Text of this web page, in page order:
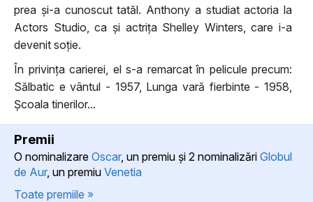
prea și-a cunoscut tatăl. Anthony a studiat actoria la
Actors Studio, ca și actrița Shelley Winters, care i-a
devenit soție.
În privința carierei, el s-a remarcat în pelicule precum:
Sălbatic e vântul - 1957, Lunga vară fierbinte - 1958,
Școala tinerilor...
Premii
O nominalizare Oscar, un premiu şi 2 nominalizări Globul
de Aur, un premiu Venetia
Toate premiile »